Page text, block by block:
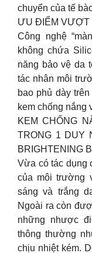
chuyển của tế
ƯU ĐIỂM VƯỢT
Công nghệ
không chứa
năng bảo vệ da
tác nhân môi
bao phủ dày
kem chống nắng
KEM CHỐNG
TRONG 1 DUY
BRIGHTENING
Vừa có tác dụng
của môi trường
sáng và trắng
Ngoài ra còn
những nhược
thông thường
chịu nhiệt kém.